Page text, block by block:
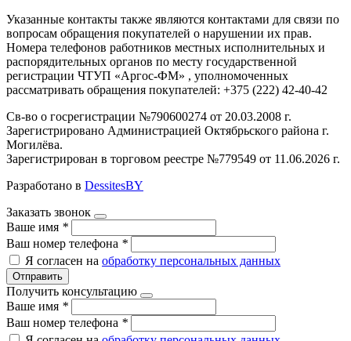
Указанные контакты также являются контактами для связи по
вопросам обращения покупателей о нарушении их прав.
Номера телефонов работников местных исполнительных и
распорядительных органов по месту государственной
регистрации ЧТУП «Аргос-ФМ» , уполномоченных
рассматривать обращения покупателей: +375 (222) 42-40-42
Св-во о госрегистрации №790600274 от 20.03.2008 г.
Зарегистрировано Администрацией Октябрьского района г.
Могилёва.
Зарегистрирован в торговом реестре №779549 от 11.06.2026 г.
Разработано в DessitesBY
Заказать звонок
Ваше имя *
Ваш номер телефона *
Я согласен на обработку персональных данных
Отправить
Получить консультацию
Ваше имя *
Ваш номер телефона *